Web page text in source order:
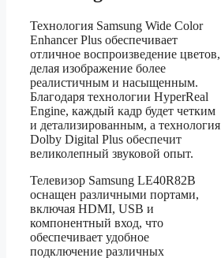
Технология Samsung Wide Color
Enhancer Plus обеспечивает
отличное воспроизведение цветов,
делая изображение более
реалистичным и насыщенным.
Благодаря технологии HyperReal
Engine, каждый кадр будет четким
и детализированным, а технология
Dolby Digital Plus обеспечит
великолепный звуковой опыт.
Телевизор Samsung LE40R82B
оснащен различными портами,
включая HDMI, USB и
компонентный вход, что
обеспечивает удобное
подключение различных